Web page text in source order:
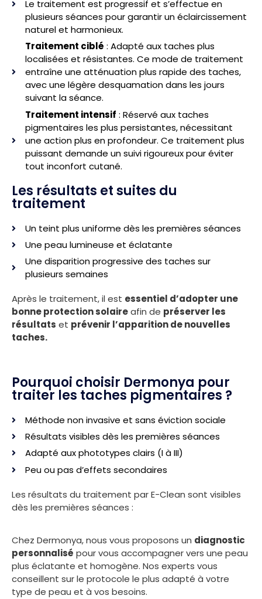
Le traitement est progressif et s’effectue en
plusieurs séances pour garantir un éclaircissement
naturel et harmonieux.
Traitement ciblé : Adapté aux taches plus
localisées et résistantes. Ce mode de traitement
entraîne une atténuation plus rapide des taches,
avec une légère desquamation dans les jours
suivant la séance.
Traitement intensif : Réservé aux taches
pigmentaires les plus persistantes, nécessitant
une action plus en profondeur. Ce traitement plus
puissant demande un suivi rigoureux pour éviter
tout inconfort cutané.
Les résultats et suites du
traitement
Un teint plus uniforme dès les premières séances
Une peau lumineuse et éclatante
Une disparition progressive des taches sur
plusieurs semaines
Après le traitement, il est essentiel d’adopter une
bonne protection solaireafin de préserver les
résultats et prévenir l’apparition de nouvelles
taches.
Pourquoi choisir Dermonya pour
traiter les taches pigmentaires ?
Méthode non invasive et sans éviction sociale
Résultats visibles dès les premières séances
Adapté aux phototypes clairs (I à III)
Peu ou pas d’effets secondaires
Les résultats du traitement par E-Clean sont visibles
dès les premières séances :
Chez Dermonya, nous vous proposons un diagnostic
personnalisé pour vous accompagner vers une peau
plus éclatante et homogène. Nos experts vous
conseillent sur le protocole le plus adapté à votre
type de peau et à vos besoins.